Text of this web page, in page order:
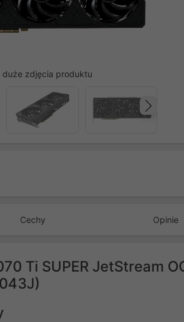
zdjęcia produktu
Cechy Opinie
Ti SUPER JetStream